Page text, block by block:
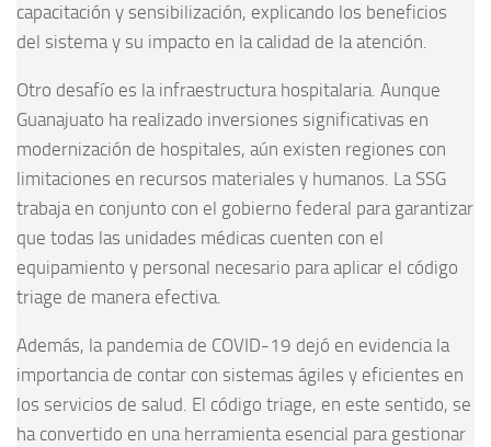
capacitación y sensibilización, explicando los beneficios
del sistema y su impacto en la calidad de la atención.
Otro desafío es la infraestructura hospitalaria. Aunque
Guanajuato ha realizado inversiones significativas en
modernización de hospitales, aún existen regiones con
limitaciones en recursos materiales y humanos. La SSG
trabaja en conjunto con el gobierno federal para garantizar
que todas las unidades médicas cuenten con el
equipamiento y personal necesario para aplicar el código
triage de manera efectiva.
Además, la pandemia de COVID-19 dejó en evidencia la
importancia de contar con sistemas ágiles y eficientes en
los servicios de salud. El código triage, en este sentido, se
ha convertido en una herramienta esencial para gestionar